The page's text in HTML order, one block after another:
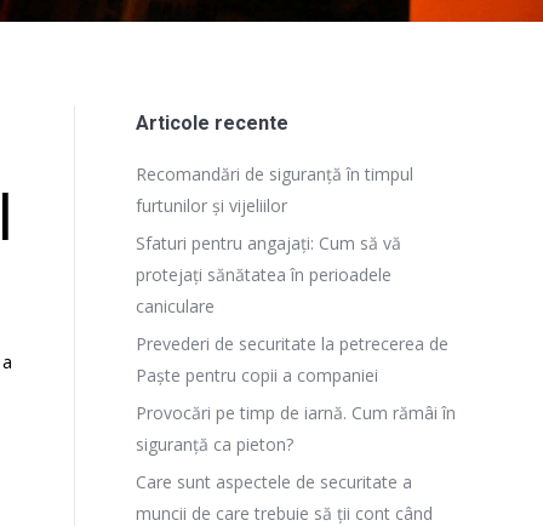
Articole recente
Recomandări de siguranță în timpul
furtunilor și vijeliilor
Sfaturi pentru angajați: Cum să vă
protejați sănătatea în perioadele
caniculare
Prevederi de securitate la petrecerea de
Paște pentru copii a companiei
Provocări pe timp de iarnă. Cum rămâi în
siguranță ca pieton?
Care sunt aspectele de securitate a
muncii de care trebuie să ții cont când